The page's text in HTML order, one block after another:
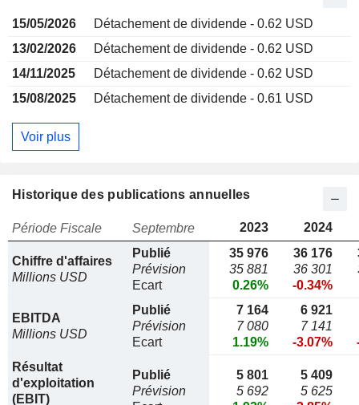
15/05/2026
Détachement de dividende - 0.62 USD
13/02/2026
Détachement de dividende - 0.62 USD
14/11/2025
Détachement de dividende - 0.62 USD
15/08/2025
Détachement de dividende - 0.61 USD
Voir plus
Historique des publications annuelles
Période Fiscale Septembre 2023 2024
Chiffre d'affaires
Millions USD
Publié
Prévision
Ecart
35 976
35 881
0.26%
36 176
36 301
-0.34%
EBITDA
Millions USD
Publié
Prévision
Ecart
7 164
7 080
1.19%
6 921
7 141
-3.07%
Résultat
d'exploitation
(EBIT)
Publié
Prévision
5 801
5 692
5 409
5 625